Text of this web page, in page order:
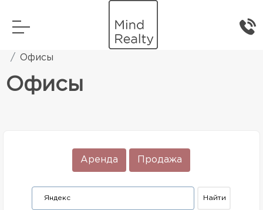
Коммерческая недвижимость
Офисы
Офисы
Аренда Продажа